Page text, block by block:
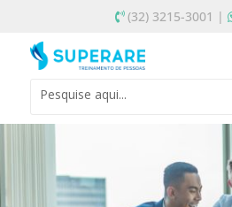
(32) 3215-3001 |